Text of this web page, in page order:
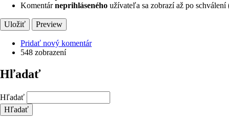
Komentárneprihláseného užívateľa sa zobrazí až po
Pridať nový komentár
548 zobrazení
Hľadať
Hľadať